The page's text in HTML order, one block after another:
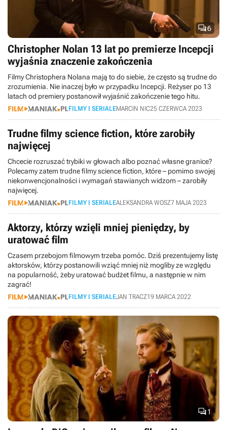
6
Christopher Nolan 13 lat po premierze Incepcji
wyjaśnia znaczenie zakończenia
Filmy Christophera Nolana mają to do siebie, że często są trudne do
zrozumienia. Nie inaczej było w przypadku Incepcji. Reżyser po 13
latach od premiery postanowił wyjaśnić zakończenie tego hitu.
FILMY I SERIALEMARCIN NIC25 CZERWCA 2023
Trudne filmy science fiction, które zarobiły
najwięcej
Chcecie rozruszać trybiki w głowach albo poznać własne granice?
Polecamy zatem trudne filmy science fiction, które – pomimo swojej
niekonwencjonalności i wymagań stawianych widzom – zarobiły
najwięcej.
FILMY I SERIALEALEKSANDRA WOSZ7 MAJA 2023
Aktorzy, którzy wzięli mniej pieniędzy, by
uratować film
Czasem przebojom filmowym trzeba pomóc. Dziś prezentujemy listę
aktorsków, którzy postanowili wziąć mniej niż mogliby ze względu
na popularność, żeby uratować budżet filmu, a następnie w nim
zagrać!
FILMY I SERIALEJAN TRACZ19 MARCA 2022
1